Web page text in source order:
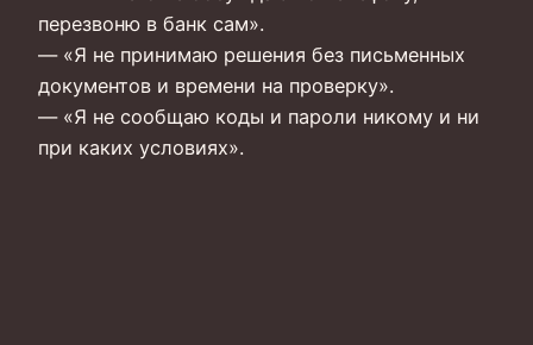
перезвоню в банк сам».
— «Я не принимаю решения без письменных
документов и времени на проверку».
— «Я не сообщаю коды и пароли никому и ни
при каких условиях».